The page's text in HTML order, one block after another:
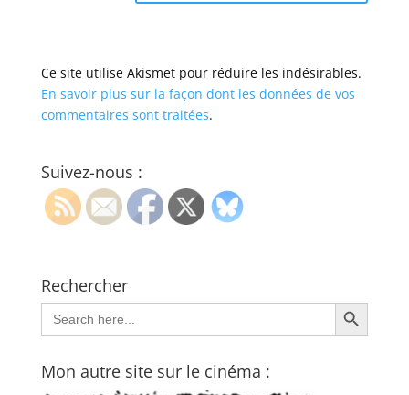
Ce site utilise Akismet pour réduire les indésirables.
En savoir plus sur la façon dont les données de vos
commentaires sont traitées.
Suivez-nous :
Rechercher
Search
for:
Search Button
Mon autre site sur le cinéma :